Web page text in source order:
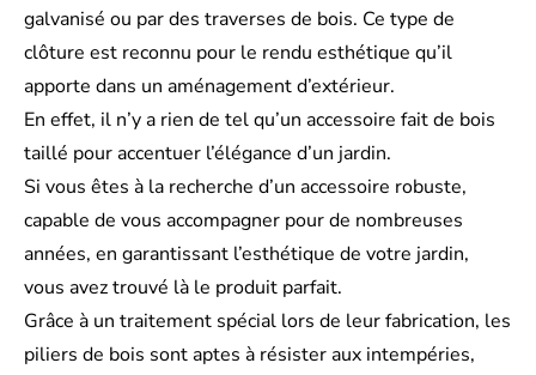
galvanisé ou par des traverses de bois. Ce type de
clôture est reconnu pour le rendu esthétique qu’il
apporte dans un aménagement d’extérieur.
En effet, il n’y a rien de tel qu’un accessoire fait de bois
taillé pour accentuer l’élégance d’un jardin.
Si vous êtes à la recherche d’un accessoire robuste,
capable de vous accompagner pour de nombreuses
années, en garantissant l’esthétique de votre jardin,
vous avez trouvé là le produit parfait.
Grâce à un traitement spécial lors de leur fabrication, les
piliers de bois sont aptes à résister aux intempéries,